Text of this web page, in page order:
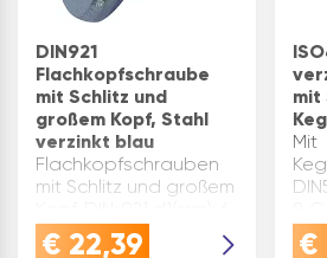
DIN921
Flachkopfschraube
mit Schlitz und
großem Kopf, Stahl
verzinkt blau
Flachkopfschrauben
mit Schlitz und großem
d2(mm): 20
€ 22,39
mit
Mit
€